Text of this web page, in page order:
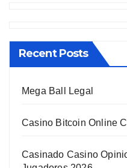
Recent Posts
Mega Ball Legal
Casino Bitcoin Online
Casinado Casino